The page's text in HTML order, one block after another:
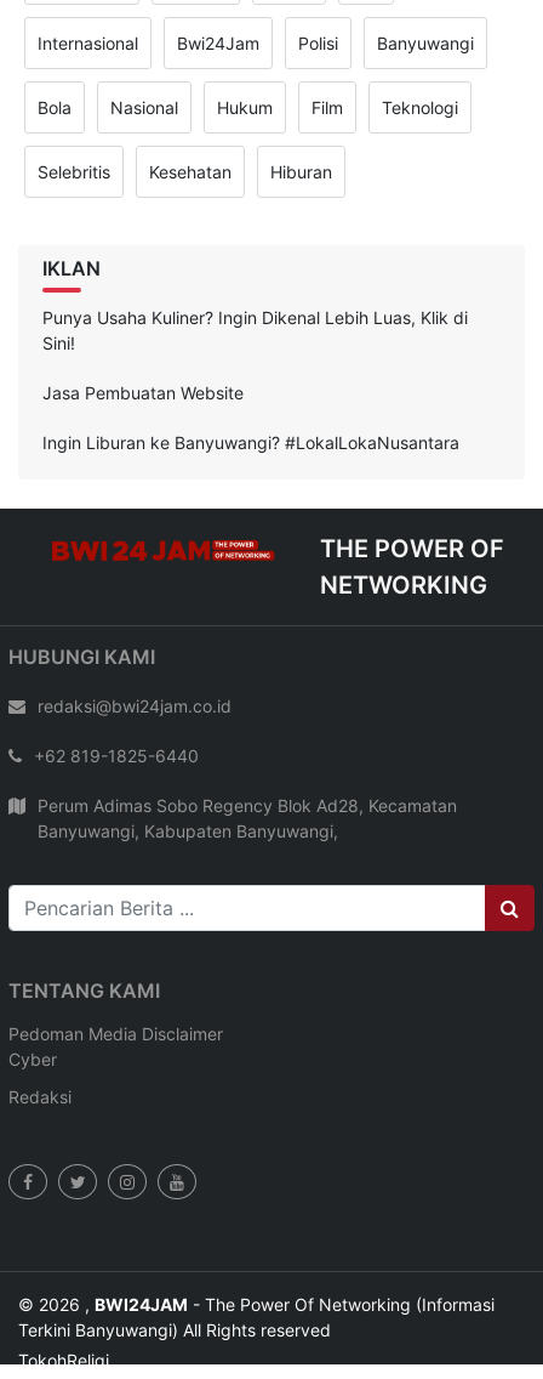
Internasional Bwi24Jam Polisi Banyuwangi
Bola Nasional Hukum Film Teknologi
Selebritis Kesehatan Hiburan
IKLAN
Punya Usaha Kuliner? Ingin Dikenal Lebih Luas, Klik di
Sini!
Jasa Pembuatan Website
Ingin Liburan ke Banyuwangi? #LokalLokaNusantara
THE POWER OF
NETWORKING
HUBUNGI KAMI
redaksi@bwi24jam.co.id
+62 819-1825-6440
Perum Adimas Sobo Regency Blok Ad28, Kecamatan
Banyuwangi, Kabupaten Banyuwangi,
TENTANG KAMI
Pedoman Media
Cyber
Disclaimer
Redaksi
© 2026 , BWI24JAM - The Power Of Networking (Informasi
Terkini Banyuwangi) All Rights reserved
TokohReligi